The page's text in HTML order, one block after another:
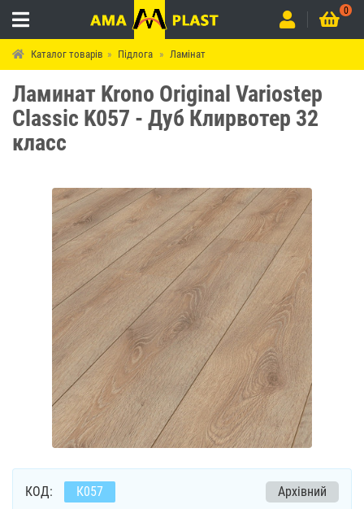
0
Каталог товарів Підлога Ламінат
Ламинат Krono Original Variostep
Classic K057 - Дуб Клирвотер 32
класс
КОД: К057 Архівний